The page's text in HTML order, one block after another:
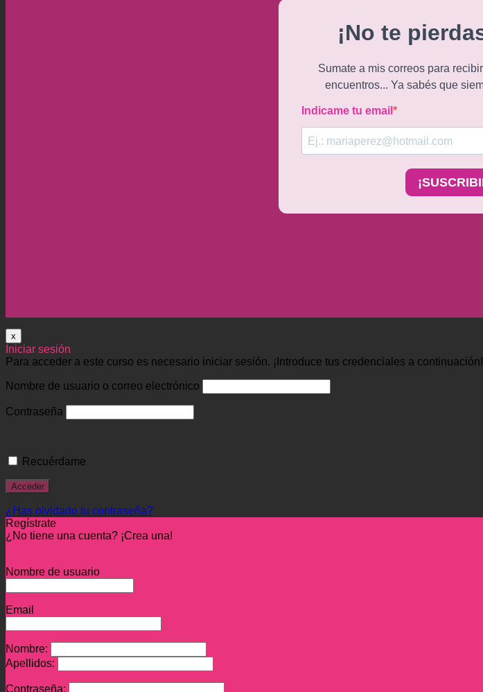
x
Iniciar sesión
Para acceder a este curso es necesario iniciar sesión. ¡Introduce tus credenciales a continuación!
Nombre de usuario o correo electrónico
Contraseña
Recuérdame
¿Has olvidado tu contraseña?
Regístrate
¿No tiene una cuenta? ¡Crea una!
Nombre de usuario
Email
Nombre:
Apellidos:
Contraseña: